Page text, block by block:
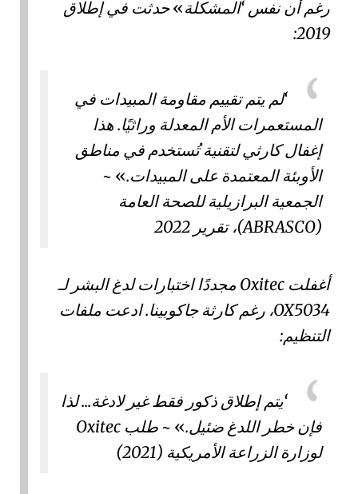
رغم أن نفس المشكلة حدثت في إطلاق
2019:
لم يتم تقييم مقاومة المبيدات في
المستعمرات الأم المعدلة وراثيًا. هذا
إغفال كارثي لتقنية تُستخدم في مناطق
الأوبئة المعتمدة على المبيدات.
~
الجمعية البرازيلية للصحة العامة
(ABRASCO)، تقرير 2022
أغفلت Oxitecمجددًا اختبارات لدغ البشر لـ
OX5034، رغمكارثة جاكوبينا. ادعت ملفات
التنظيم:
يتم إطلاق ذكور فقط غير لادغة... لذا
فإن خطر اللدغ ضئيل. ~
طلب Oxitec
لوزارة الزراعة الأمريكية (2021)